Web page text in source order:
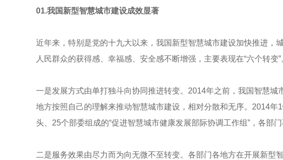
01.我国新型智慧城市建设成效显著
近年来，特别是党的十九大以来，我国新型智慧城市建设加快推进，
人民群众的获得感、幸福感、安全感不断增强，主要表现在“六个转变”
一是发展方式由单打独斗向协同推进转变。2014年之前，我国智慧
地方按照自己的理解来推动智慧城市建设，相对分散和无序。2014
头、25个部委组成的“促进智慧城市健康发展部际协调工作组”，各部
二是服务效果由尽力而为向无微不至转变。各部门各地方在开展新型